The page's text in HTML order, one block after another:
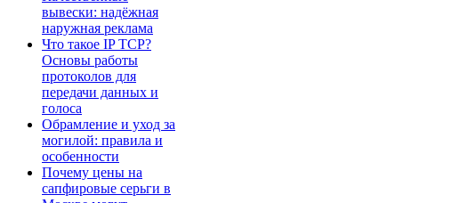
вывески: надёжная
наружная реклама
Что такое IP TCP?
Основы работы
протоколов для
передачи данных и
голоса
Обрамление и уход за
могилой: правила и
особенности
Почему цены на
сапфировые серьги в